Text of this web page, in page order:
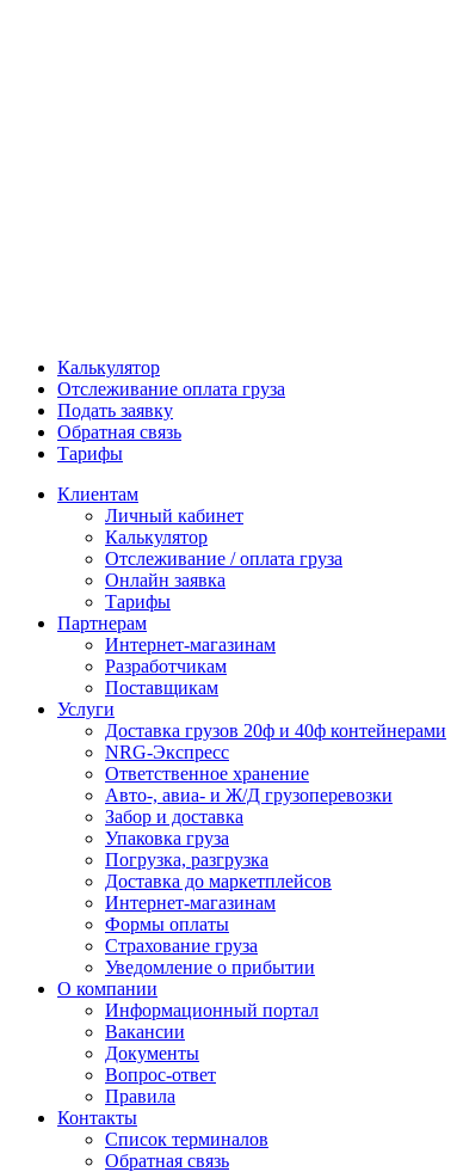
Калькулятор
Отслеживание оплата груза
Подать заявку
Обратная связь
Тарифы
Клиентам
Личный кабинет
Калькулятор
Отслеживание / оплата груза
Онлайн заявка
Тарифы
Партнерам
Интернет-магазинам
Разработчикам
Поставщикам
Услуги
Доставка грузов 20ф и 40ф контейнерами
NRG-Экспресс
Ответственное хранение
Авто-, авиа- и Ж/Д грузоперевозки
Забор и доставка
Упаковка груза
Погрузка, разгрузка
Доставка до маркетплейсов
Интернет-магазинам
Формы оплаты
Страхование груза
Уведомление о прибытии
О компании
Информационный портал
Вакансии
Документы
Вопрос-ответ
Правила
Контакты
Список терминалов
Обратная связь